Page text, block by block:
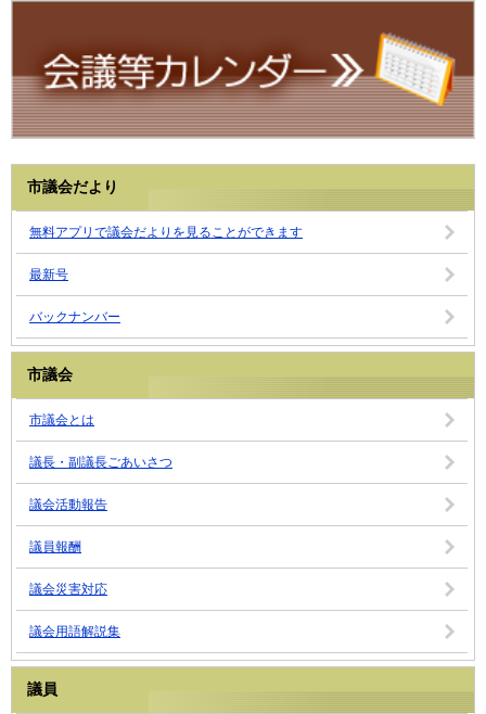
市議会だより
無料アプリで議会だよりを見ることができます
最新号
バックナンバー
市議会
市議会とは
議長・副議長ごあいさつ
議会活動報告
議員報酬
議会災害対応
議会用語解説集
議員